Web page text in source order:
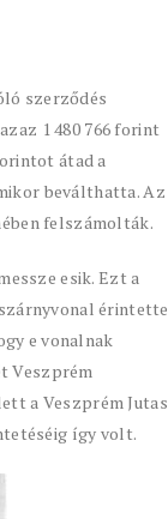
szerződés
1 480 766 forint
átad a
beválthatta. Az
felszámolták.
esik. Ezt a
érintette
e vonalnak
Veszprém
a Veszprém Jutas
így volt.